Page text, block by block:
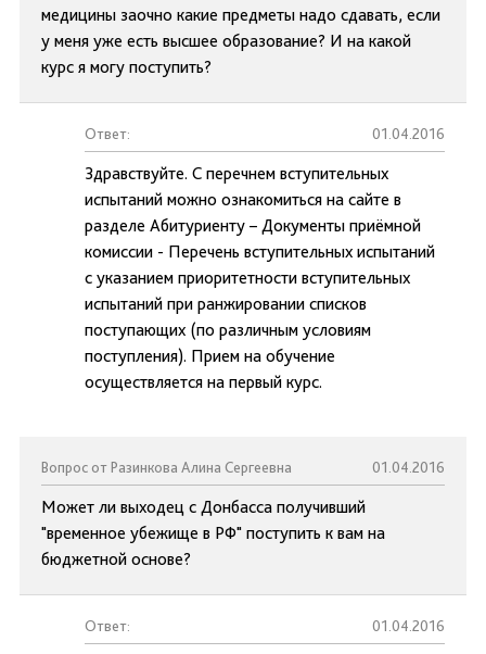
медицины заочно какие предметы надо сдавать, если
у меня уже есть высшее образование? И на какой
курс я могу поступить?
Ответ: 01.04.2016
Здравствуйте. С перечнем вступительных
испытаний можно ознакомиться на сайте в
разделе Абитуриенту – Документы приёмной
комиссии - Перечень вступительных испытаний
с указанием приоритетности вступительных
испытаний при ранжировании списков
поступающих (по различным условиям
поступления). Прием на обучение
осуществляется на первый курс.
Вопрос от Разинкова Алина Сергеевна 01.04.2016
Может ли выходец с Донбасса получивший
"временное убежище в РФ" поступить к вам на
бюджетной основе?
Ответ: 01.04.2016